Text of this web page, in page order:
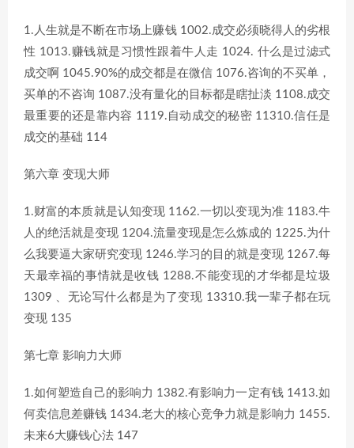
1.人生就是不断在市场上赚钱 1002.成交必须晓得人的劣根
性 1013.赚钱就是习惯性跟着牛人走 1024. 什么是过滤式
成交啊 1045.90%的成交都是在微信 1076.咨询的不买单，
买单的不咨询 1087.没有量化的目标都是瞎扯淡 1108.成交
最重要的还是靠内容 1119.自动成交的秘密 11310.信任是
成交的基础 114
第六章 变现大师
1.财富的本质就是认知变现 1162.一切以变现为准 1183.牛
人的绝活就是变现 1204.流量变现是怎么炼成的 1225.为什
么我要逼大家研究变现 1246.学习的目的就是变现 1267.每
天最幸福的事情就是收钱 1288.不能变现的才华都是垃圾
1309 、无论写什么都是为了变现 13310.我一辈子都在玩
变现 135
第七章 影响力大师
1.如何塑造自己的影响力 1382.有影响力一定有钱 1413.如
何卖信息差赚钱 1434.老大的核心竞争力就是影响力 1455.
未来6大赚钱心法 147